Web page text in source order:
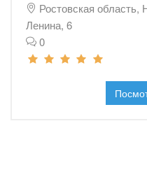
Ростовская
Ленина, 6
0